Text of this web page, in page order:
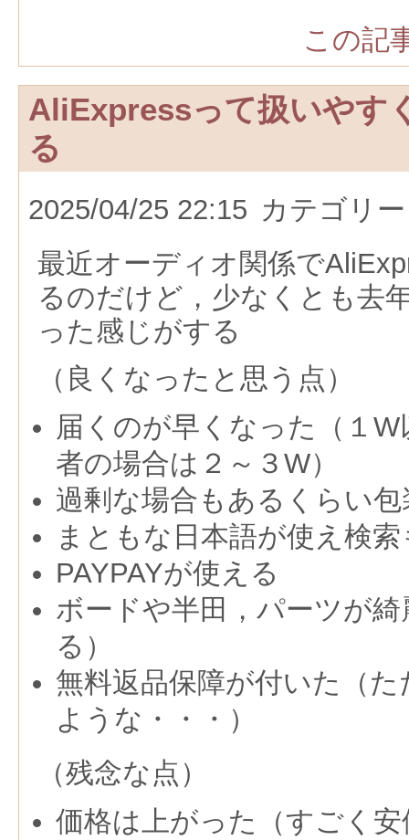
この記
AliExpressって扱いやす
る
2025/04/25 22:15 カテゴリ
最近オーディオ関係で
るのだけど，少なくとも去
った感じがする
（良くなったと思う点）
届くのが早くなった（１
者の場合は２～３W）
過剰な場合もあるくらい
まともな日本語が使え検
PAYPAYが使える
ボードや半田，パーツが
る）
無料返品保障が付いた（
ような・・・）
（残念な点）
価格は上がった（すごく